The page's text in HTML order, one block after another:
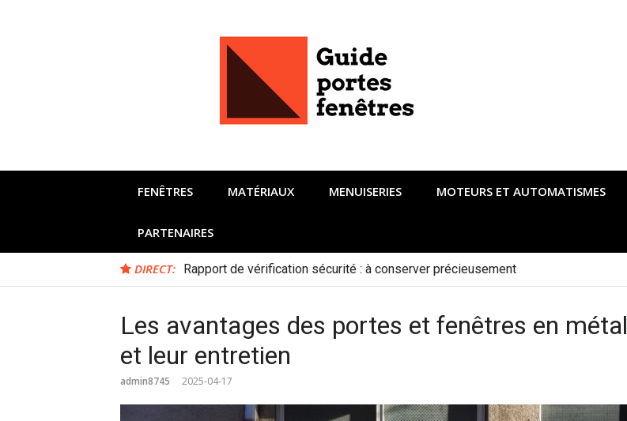
FENÊTRES MATÉRIAUX MENUISERIES MOTEURS ET AUTOMATISMES
PARTENAIRES
DIRECT: Rapport de vérification sécurité : à conserver précieusement
Les avantages des portes et fenêtres en métal
et leur entretien
admin8745 2025-04-17